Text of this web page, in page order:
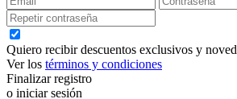
Quiero recibir descuentos exclusivos y
Ver los términos y condiciones
Finalizar registro
o iniciar sesión